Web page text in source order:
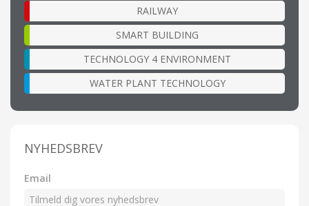
RAILWAY
SMART BUILDING
TECHNOLOGY 4 ENVIRONMENT
WATER PLANT TECHNOLOGY
NYHEDSBREV
Email